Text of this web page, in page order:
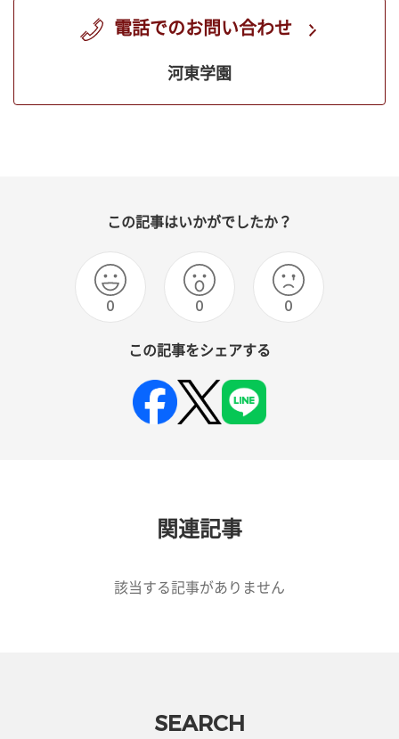
電話でのお問い合わせ
河東学園
この記事はいかがでしたか？
0 0 0
この記事をシェアする
関連記事
該当する記事がありません
SEARCH